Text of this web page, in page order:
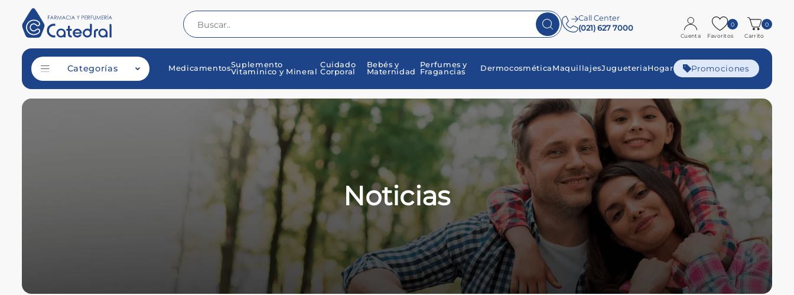
Call Center
(021) 627 7000
Cuenta Favoritos
0
Carrito
0
Categorías MedicamentosSuplemento
Vitaminico y Mineral
Cuidado
Corporal
Bebés y
Maternidad
Perfumes y
Fragancias
Dermocosmética MaquillajesJugueteriaHogar Promociones
Noticias